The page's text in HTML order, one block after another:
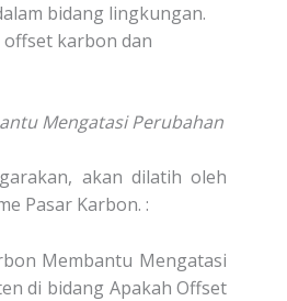
bidang lingkungan.
karbon dan
Mengatasi Perubahan
akan dilatih oleh
Pasar Karbon. :
Membantu Mengatasi
di bidang Apakah Offset